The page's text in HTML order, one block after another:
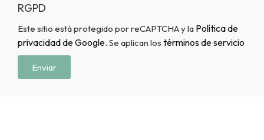
RGPD
Este sitio está protegido por reCAPTCHA y la Política de
privacidad de Google. Se aplican los términos de servicio
Enviar